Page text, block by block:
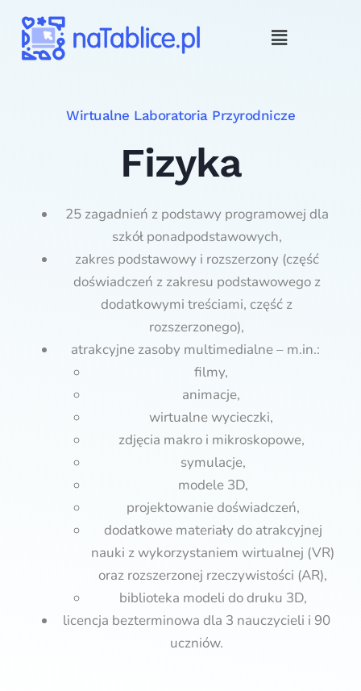
Wirtualne Laboratoria Przyrodnicze
Fizyka
25 zagadnień z podstawy programowej dla
szkół ponadpodstawowych,
zakres podstawowy i rozszerzony (część
doświadczeń z zakresu podstawowego z
dodatkowymi treściami, część z
rozszerzonego),
atrakcyjne zasoby multimedialne – m.in.:
filmy,
animacje,
wirtualne wycieczki,
zdjęcia makro i mikroskopowe,
symulacje,
modele 3D,
projektowanie doświadczeń,
dodatkowe materiały do atrakcyjnej
nauki z wykorzystaniem wirtualnej (VR)
oraz rozszerzonej rzeczywistości (AR),
biblioteka modeli do druku 3D,
licencja bezterminowa dla 3 nauczycieli i 90
uczniów.